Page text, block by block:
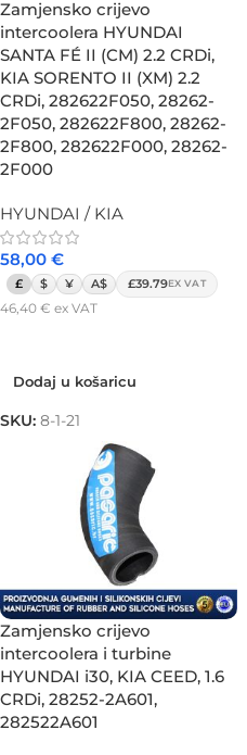
Zamjensko crijevo
intercoolera HYUNDAI
SANTA FÉ II (CM) 2.2 CRDi,
KIA SORENTO II (XM) 2.2
CRDi, 282622F050, 28262-
2F050, 282622F800, 28262-
2F800, 282622F000, 28262-
2F000
HYUNDAI / KIA
58,00 €
£ $ ¥ A$ £39.79EX VAT
46,40 € ex VAT
Dodaj u košaricu
SKU: 8-1-21
Zamjensko crijevo
intercoolera i turbine
HYUNDAI i30, KIA CEED, 1.6
CRDi, 28252-2A601,
282522A601